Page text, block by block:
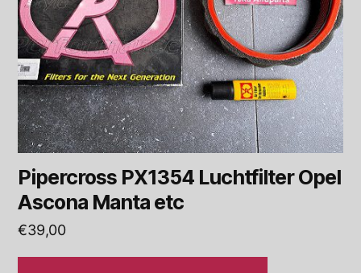
Pipercross PX1354 Luchtfilter Opel
Ascona Manta etc
€39,00